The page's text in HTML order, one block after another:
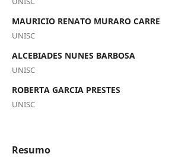
MAURICIO RENATO MURARO CARRE
UNISC
ALCEBIADES NUNES BARBOSA
UNISC
ROBERTA GARCIA PRESTES
UNISC
Resumo